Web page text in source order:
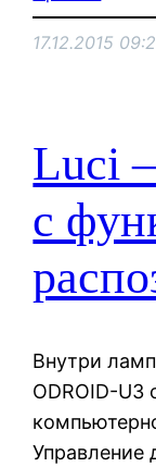
17.12.2015
Luci
с
Внутри
ODROID-U3